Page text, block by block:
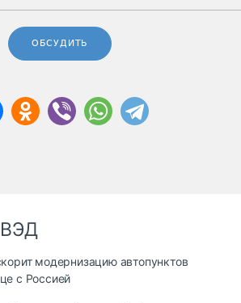
ОБСУДИТЬ
модернизацию автопунктов
с Россией